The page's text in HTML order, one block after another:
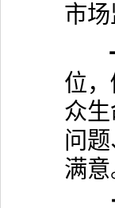
市
位
众
问
满意